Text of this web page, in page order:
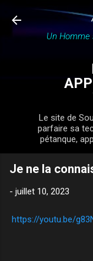
Un Homme
Le site de
parfaire sa
pétanque,
Je ne la
- juillet 10, 2023
https://youtu.be/